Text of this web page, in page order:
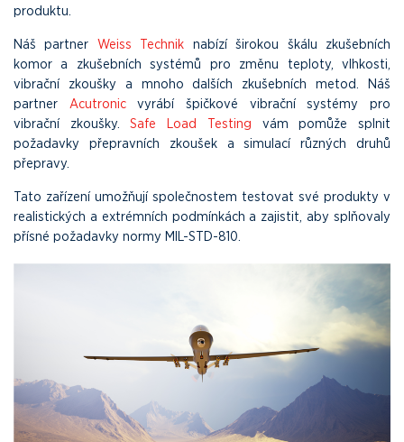
produktu.
Náš partner Weiss Technik nabízí širokou škálu zkušebních
komor a zkušebních systémů pro změnu teploty, vlhkosti,
vibrační zkoušky a mnoho dalších zkušebních metod. Náš
partner Acutronicvyrábí špičkové vibrační systémy pro
vibrační zkoušky.Safe Load Testing vám pomůže splnit
požadavky přepravních zkoušek a simulací různých druhů
přepravy.
Tato zařízení umožňují společnostem testovat své produkty v
realistických a extrémních podmínkách a zajistit, aby splňovaly
přísné požadavky normy MIL-STD-810.